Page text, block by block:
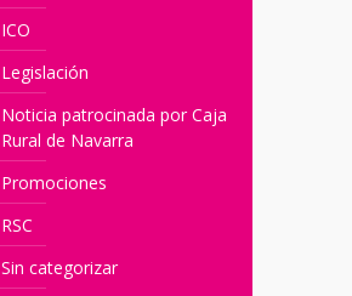
ICO
Legislación
Noticia patrocinada por Caja
Rural de Navarra
Promociones
RSC
Sin categorizar